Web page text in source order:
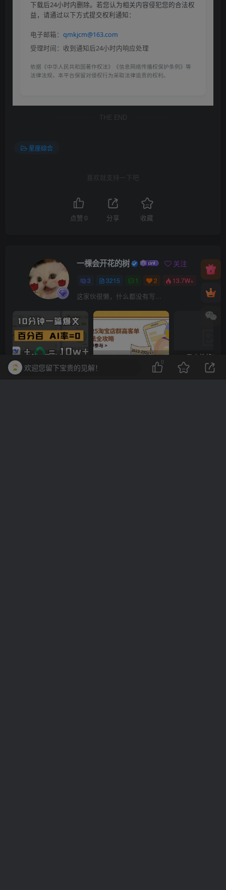
下载后24小时内删除。若您认为相关内容侵犯您的合法权
益，请通过以下方式提交权利通知：
电子邮箱： qmkjcm@163.com
受理时间：收到通知后24小时内响应处理
依据《中华人民共和国著作权法》《信息网络传播权保护条例》等
法律法规，本平台保留对侵权行为采取法律追责的权利。
THE END
星座综合
喜欢就支持一下吧
点赞 0 分享 收藏
一棵会开花的树 关注
3 3215 1 2 13.7W+
这家伙很懒，什么都没有写...
10分钟一篇爆文，百分百 AI率=0，用deepseek轻松玩转公众号爆文项目 2023-2025淘宝店群运营，涵盖C店/天猫店群两大赛道，帮你掌握全周期运营打法
欢迎您留下宝贵的见解！
0